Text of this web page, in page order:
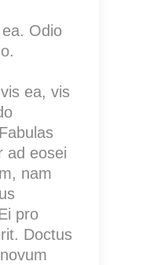
Odio
ea, vis
ad eosei
nam
pro
Doctus